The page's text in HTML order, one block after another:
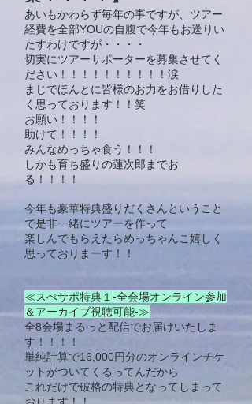
あいもかわらず毎年の事ですが、ツアー
経費を全部YOUの自腹で今年もお送りい
たすわけですが・・・・
切実にツアーサポーターを募集させてく
ださい！！！！！！！！！！涙
まじでほんとに皆様のお力をお借りした
く思っております！！笑
お願い！！！！
助けて！！！！
みんなめっちゃ食う！！！
しかも育ち盛りの蓮次郎までお
る！！！！
今年も豪華特典盛りだくさんということ
で是非一緒にツアーを作って
楽しんでもらえたらめっちゃんこ嬉しく
思っておりまーす！！
≪スぺサポ特典１-全会場オンライン参加
＆アーカイブ視聴可能-≫
全8会場まるっと配信でお届けいたしま
す！！！！
単純計算で16,000円分のオンラインチケ
ットがついてくるってんだから
これだけで破格の特典となってしまって